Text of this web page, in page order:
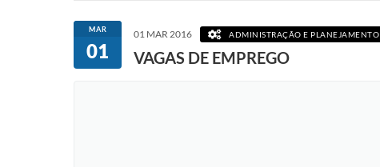
MAR
01
01 MAR 2016 ADMINISTRAÇÃO E PLANEJAMENTO
VAGAS DE EMPREGO